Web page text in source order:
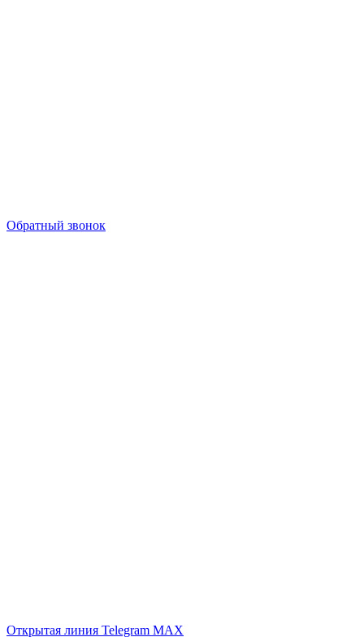
Обратный звонок
Открытая линия Telegram MAX